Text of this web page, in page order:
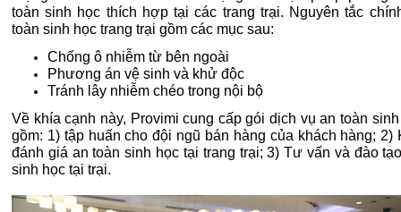
toàn sinh học thích hợp tại các trang trại. Nguyên tắc
toàn sinh học trang trại gồm các mục sau:
Chống ô nhiễm từ bên ngoài
Phương án vệ sinh và khử độc
Tránh lây nhiễm chéo trong nội bộ
Về khía cạnh này, Provimi cung cấp gói dịch vụ an toàn
gồm: 1) tập huấn cho đội ngũ bán hàng của khách hàng; 2)
đánh giá an toàn sinh học tại trang trại; 3) Tư vấn và đào
sinh học tại trại.